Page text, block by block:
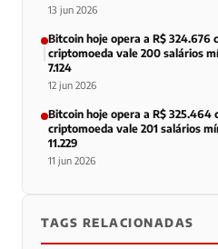
13 jun 2026
Bitcoin hoje opera a R$ 324.676
criptomoeda vale 200 salários
7.124
12 jun 2026
Bitcoin hoje opera a R$
criptomoeda vale 201 salários
11.229
11 jun 2026
TAGS RELACIONADAS